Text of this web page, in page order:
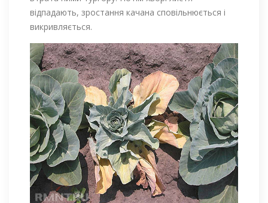
відпадають, зростання качана сповільнюється і
викривляється.